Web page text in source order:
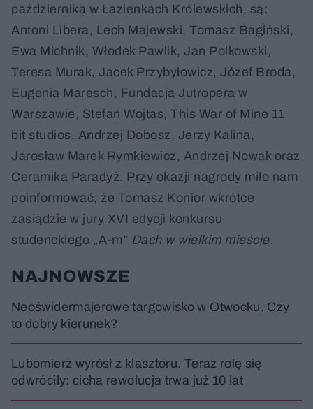
października w Łazienkach Królewskich, są:
Antoni Libera, Lech Majewski, Tomasz Bagiński,
Ewa Michnik, Włodek Pawlik, Jan Polkowski,
Teresa Murak, Jacek Przybyłowicz, Józef Broda,
Eugenia Maresch, Fundacja Jutropera w
Warszawie, Stefan Wojtas, This War of Mine 11
bit studios, Andrzej Dobosz, Jerzy Kalina,
Jarosław Marek Rymkiewicz, Andrzej Nowak oraz
Ceramika Paradyż. Przy okazji nagrody miło nam
poinformować, że Tomasz Konior wkrótce
zasiądzie w jury XVI edycji konkursu
studenckiego „A-m” Dach w wielkim mieście.
NAJNOWSZE
Neoświdermajerowe targowisko w Otwocku. Czy
to dobry kierunek?
Lubomierz wyrósł z klasztoru. Teraz rolę się
odwróciły: cicha rewolucja trwa już 10 lat